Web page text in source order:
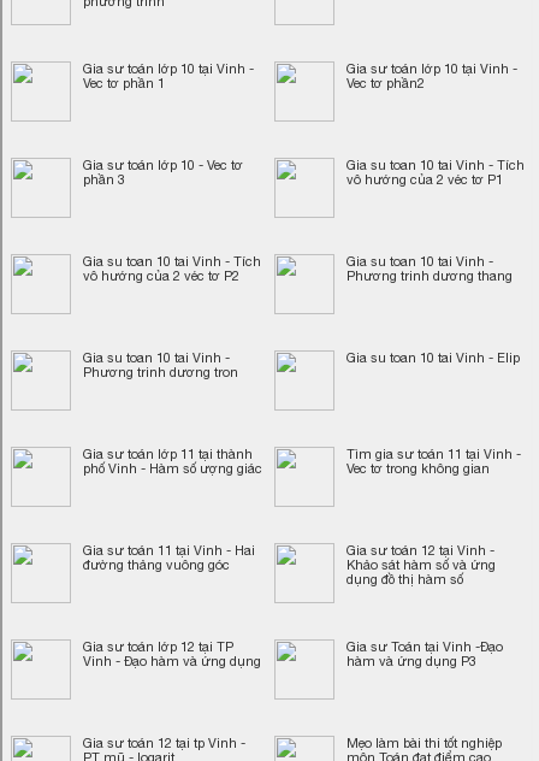
Gia sư toán lớp 10 tại Vinh -
Vec tơ phần 1
Gia sư toán lớp 10 tại Vinh -
Vec tơ phần2
Gia sư toán lớp 10 - Vec tơ
phần 3
Gia su toan 10 tai Vinh - Tích
vô hướng của 2 véc tơ P1
Gia su toan 10 tai Vinh - Tích
vô hướng của 2 véc tơ P2
Gia su toan 10 tai Vinh -
Phương trinh dương thang
Gia su toan 10 tai Vinh -
Phương trinh dương tron
Gia su toan 10 tai Vinh - Elip
Gia sư toán lớp 11 tại thành
phố Vinh - Hàm số ượng giác
Tìm gia sư toán 11 tại Vinh -
Vec tơ trong không gian
Gia sư toán 11 tại Vinh - Hai
đường thảng vuông góc
Gia sư toán 12 tại Vinh -
Khảo sát hàm số và ứng
dụng đồ thị hàm số
Gia sư toán lớp 12 tại TP
Vinh - Đạo hàm và ứng dụng
Gia sư Toán tại Vinh -Đạo
hàm và ứng dụng P3
Gia sư toán 12 tại tp Vinh -
PT mũ - logarit
Mẹo làm bài thi tốt nghiệp
môn Toán đạt điểm cao